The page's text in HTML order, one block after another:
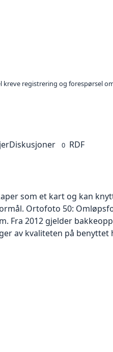
registrering og forespørsel
Diskusjoner 0 RDF
som et kart og kan
Ortofoto 50:
Fra 2012 gjelder
av kvaliteten på benyttet